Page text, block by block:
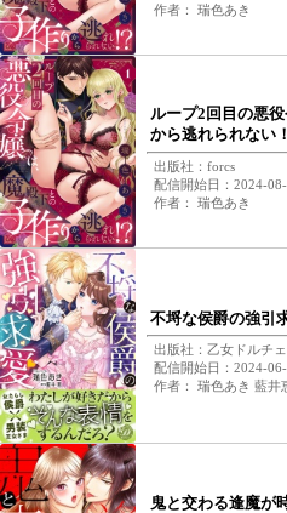
作者： 瑞色あき
ループ2回目の悪
から逃れられない
出版社：forcs
配信開始日：2024-
作者： 瑞色あき
不埒な侯爵の強引
出版社：乙女ドルチ
配信開始日：2024-
作者： 瑞色あき 藍井
鬼と交わる逢魔が